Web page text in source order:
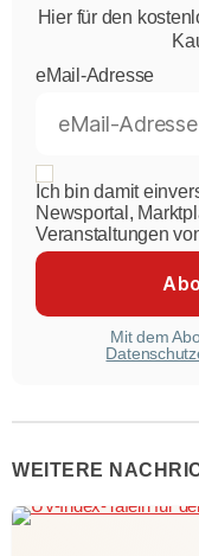
Hier für den
eMail-Adresse
Ich bin damit
Newsportal,
Veranstaltungen
Mit dem
WEITERE